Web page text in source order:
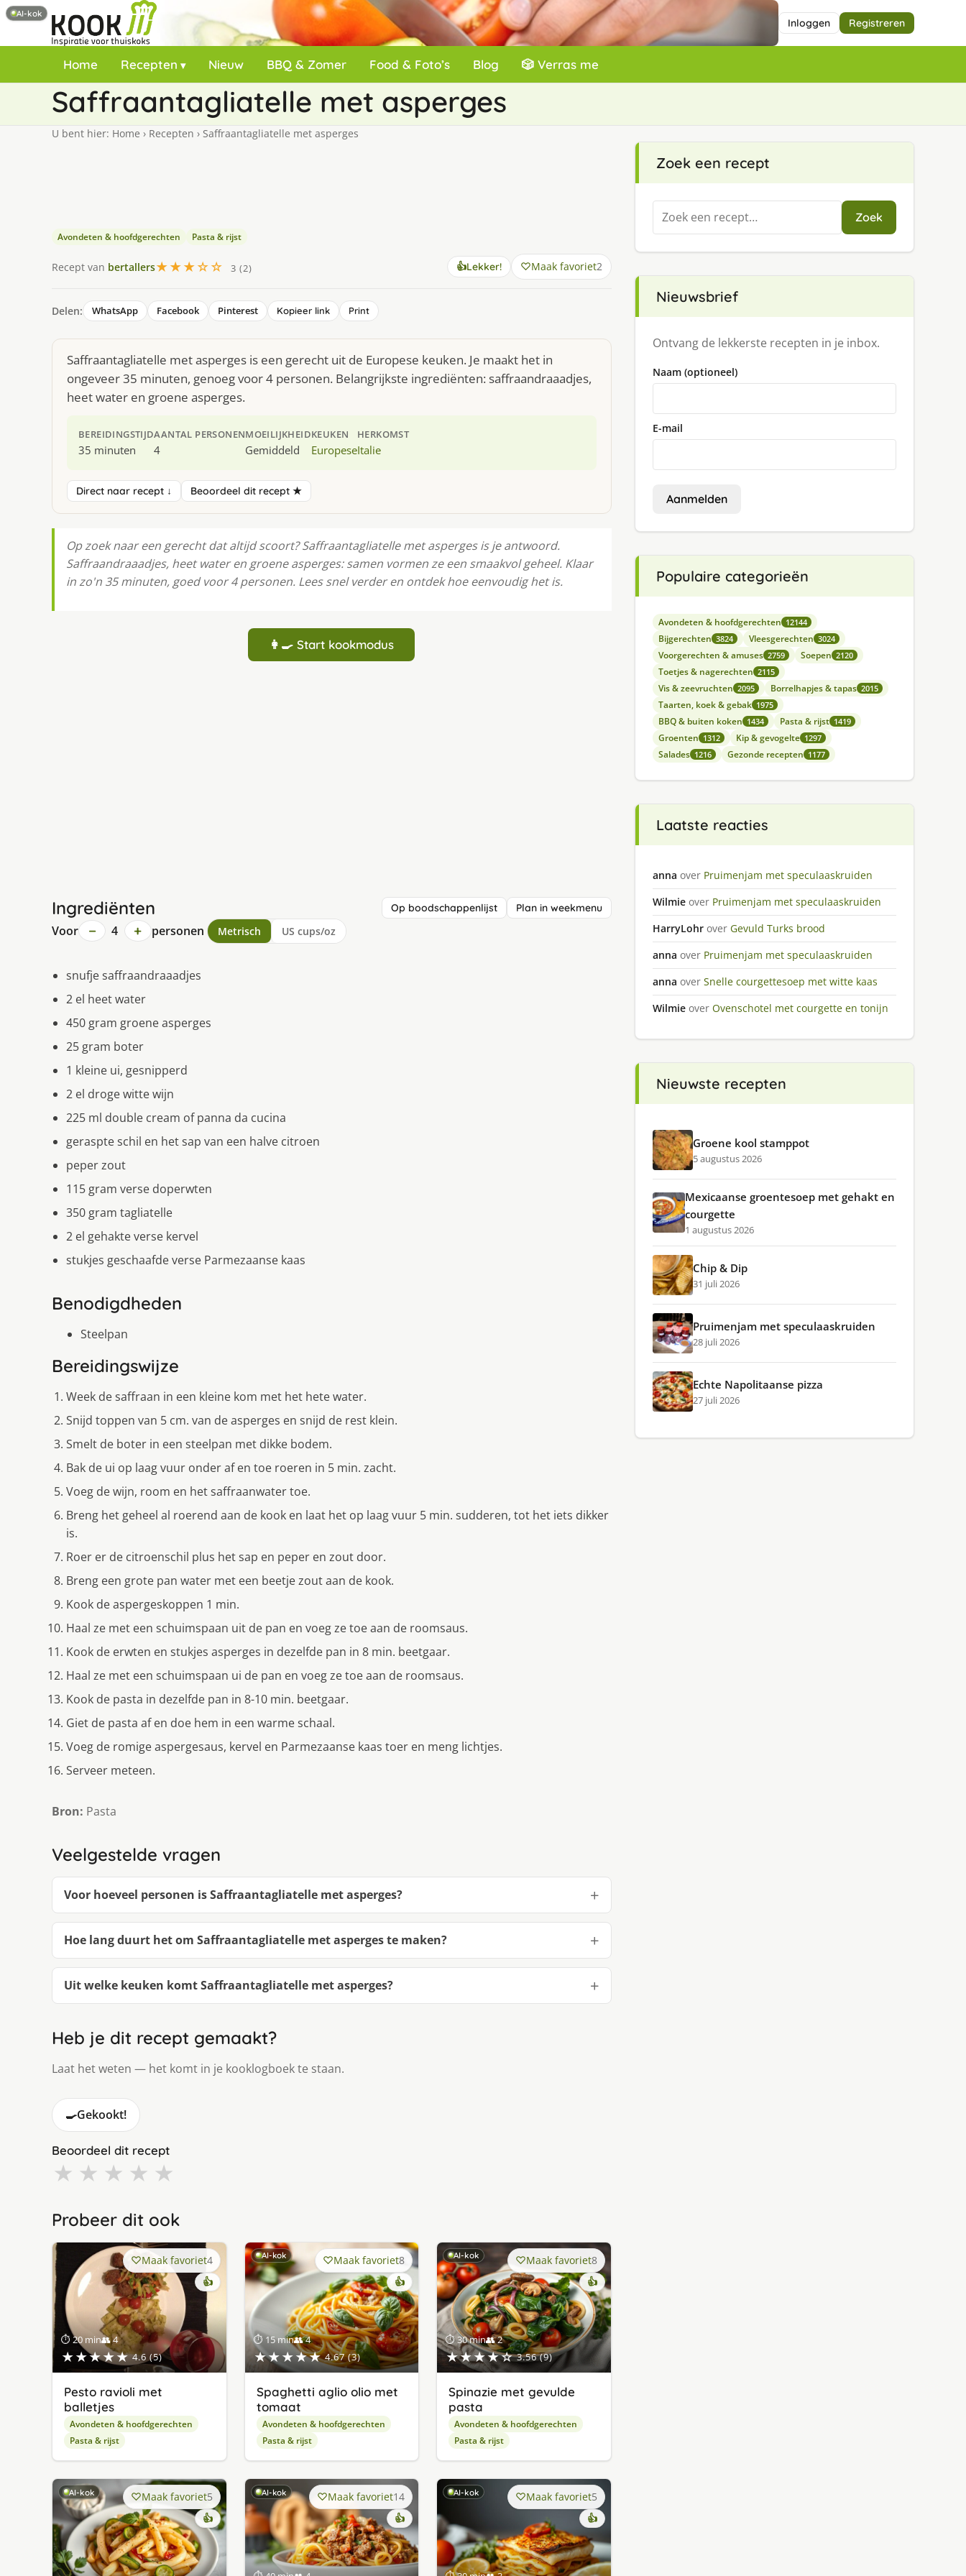
Inloggen Registreren
Home Recepten Nieuw BBQ & Zomer Food & Foto’s Blog 🎲 Verras me
Saffraantagliatelle met asperges
U bent hier: Home › Recepten › Saffraantagliatelle met asperges
Avondeten & hoofdgerechten Pasta & rijst
Recept van bertallers★★★☆☆ 3 (2) 👍Lekker! Maak favoriet2
Delen: WhatsApp Facebook Pinterest Kopieer link Print
Saffraantagliatelle met asperges is een gerecht uit de Europese keuken. Je maakt het in
ongeveer 35 minuten, genoeg voor 4 personen. Belangrijkste ingrediënten: saffraandraaadjes,
heet water en groene asperges.
BEREIDINGSTIJD
35 minuten
AANTAL PERSONEN
4
MOEILIJKHEID
Gemiddeld
KEUKEN
Europese
HERKOMST
Italie
Direct naar recept ↓ Beoordeel dit recept ★
Op zoek naar een gerecht dat altijd scoort? Saffraantagliatelle met asperges is je antwoord.
Saffraandraaadjes, heet water en groene asperges: samen vormen ze een smaakvol geheel. Klaar
in zo'n 35 minuten, goed voor 4 personen. Lees snel verder en ontdek hoe eenvoudig het is.
👩‍🍳 Start kookmodus
Ingrediënten Op boodschappenlijst Plan in weekmenu
Voor − 4 + personen Metrisch US cups/oz
snufje saffraandraaadjes
2 el heet water
450 gram groene asperges
25 gram boter
1 kleine ui, gesnipperd
2 el droge witte wijn
225 ml double cream of panna da cucina
geraspte schil en het sap van een halve citroen
peper zout
115 gram verse doperwten
350 gram tagliatelle
2 el gehakte verse kervel
stukjes geschaafde verse Parmezaanse kaas
Benodigdheden
Steelpan
Bereidingswijze
Week de saffraan in een kleine kom met het hete water.
Snijd toppen van 5 cm. van de asperges en snijd de rest klein.
Smelt de boter in een steelpan met dikke bodem.
Bak de ui op laag vuur onder af en toe roeren in 5 min. zacht.
Voeg de wijn, room en het saffraanwater toe.
Breng het geheel al roerend aan de kook en laat het op laag vuur 5 min. sudderen, tot het iets dikker
is.
Roer er de citroenschil plus het sap en peper en zout door.
Breng een grote pan water met een beetje zout aan de kook.
Kook de aspergeskoppen 1 min.
Haal ze met een schuimspaan uit de pan en voeg ze toe aan de roomsaus.
Kook de erwten en stukjes asperges in dezelfde pan in 8 min. beetgaar.
Haal ze met een schuimspaan ui de pan en voeg ze toe aan de roomsaus.
Kook de pasta in dezelfde pan in 8-10 min. beetgaar.
Giet de pasta af en doe hem in een warme schaal.
Voeg de romige aspergesaus, kervel en Parmezaanse kaas toer en meng lichtjes.
Serveer meteen.
Bron: Pasta
Veelgestelde vragen
Voor hoeveel personen is Saffraantagliatelle met asperges?
Hoe lang duurt het om Saffraantagliatelle met asperges te maken?
Uit welke keuken komt Saffraantagliatelle met asperges?
Heb je dit recept gemaakt?
Laat het weten — het komt in je kooklogboek te staan.
🍳Gekookt!
Beoordeel dit recept
★ ★ ★ ★ ★
Probeer dit ook
⏱ 20 min👥 4
★★★★★ 4.6 (5)
Maak favoriet4
👍
Pesto ravioli met
balletjes
Avondeten & hoofdgerechten
Pasta & rijst
AI-kok
⏱ 15 min👥 4
★★★★★ 4.67 (3)
Maak favoriet8
👍
Spaghetti aglio olio met
tomaat
Avondeten & hoofdgerechten
Pasta & rijst
AI-kok
⏱ 30 min👥 2
★★★★☆ 3.56 (9)
Maak favoriet8
👍
Spinazie met gevulde
pasta
Avondeten & hoofdgerechten
Pasta & rijst
AI-kok Maak favoriet5
👍
AI-kok Maak favoriet14
👍
AI-kok Maak favoriet5
👍
Zoek een recept
Zoeken
naar:
Zoek
Nieuwsbrief
Ontvang de lekkerste recepten in je inbox.
Naam (optioneel)
E-mail
Aanmelden
Populaire categorieën
Avondeten & hoofdgerechten 12144
Bijgerechten 3824 Vleesgerechten 3024
Voorgerechten & amuses 2759 Soepen 2120
Toetjes & nagerechten 2115
Vis & zeevruchten 2095 Borrelhapjes & tapas 2015
Taarten, koek & gebak 1975
BBQ & buiten koken 1434 Pasta & rijst 1419
Groenten 1312 Kip & gevogelte 1297
Salades 1216 Gezonde recepten 1177
Laatste reacties
anna over Pruimenjam met speculaaskruiden
Wilmie over Pruimenjam met speculaaskruiden
HarryLohr over Gevuld Turks brood
anna over Pruimenjam met speculaaskruiden
anna over Snelle courgettesoep met witte kaas
Wilmie over Ovenschotel met courgette en tonijn
Nieuwste recepten
Groene kool stamppot
5 augustus 2026
Mexicaanse groentesoep met gehakt en
courgette
1 augustus 2026
Chip & Dip
31 juli 2026
Pruimenjam met speculaaskruiden
28 juli 2026
AI-kok
Echte Napolitaanse pizza
27 juli 2026